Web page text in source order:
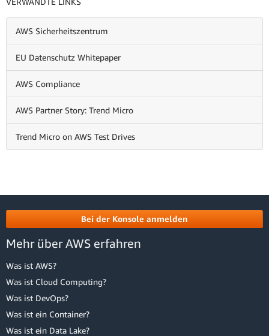
AWS Sicherheitszentrum
EU Datenschutz Whitepaper
AWS Compliance
AWS Partner Story: Trend Micro
Trend Micro on AWS Test Drives
Bei der Konsole anmelden
Mehr über AWS erfahren
Was ist AWS?
Was ist Cloud Computing?
Was ist DevOps?
Was ist ein Container?
Was ist ein Data Lake?